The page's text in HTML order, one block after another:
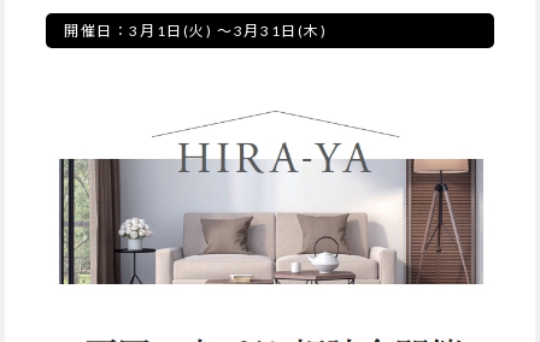
開催日：3月1日(火) ～3月31日(木)